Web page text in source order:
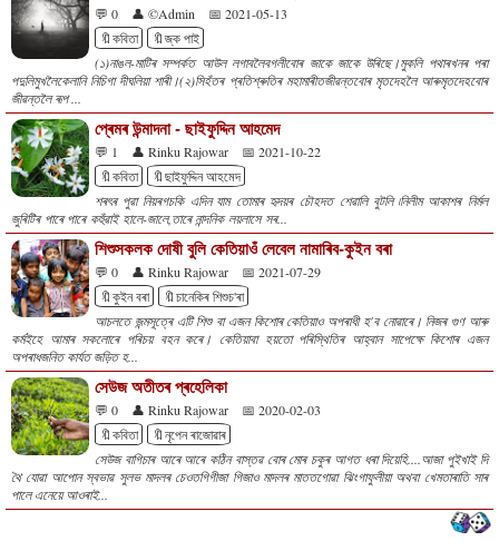
💬 0 👤 ©Admin
📅 2021-05-13
🔖কবিতা
🔖জ্ক পাই
(১)নাঙল-মাটিৰ সম্পৰ্কত আউল লগাবলৈবগলীবোৰ জাকে জাকে উৰিছে।মুকলি পথাৰখনৰ পৰা
পদুলিমুখলৈকেলানি নিচিগা দীঘলিয়া শাৰী।(২)সিহঁতৰ প্ৰতিশ্ৰুতিৰ মহামাৰীতজীৱন্তবোৰ মৃতদেহলৈ আৰুমৃতদেহবোৰ
জীৱন্তলৈ ৰূপ ...
প্ৰেমৰ উন্মাদনা - ছাইফুদ্দিন আহমেদ
💬 1 👤 Rinku Rajowar
📅 2021-10-22
🔖কবিতা
🔖ছাইফুদ্দিন আহমেদ
শৰৎৰ পুৱা নিয়ৰগচকি এদিন যাম তোমাৰ হৃদয়ৰ চৌহদত শেৱালি বুটলি ৷নিলীম আকাশৰ নিৰ্মল
জুৰিটিৰ পাৰে পাৰে কহুঁৱাই হালে-জালে,তাৰে নান্দনিক লয়লাসে সৰ...
শিশুসকলক দোষী বুলি কেতিয়াওঁ লেবেল নামাৰিব-কুইন বৰা
💬 0 👤 Rinku Rajowar
📅 2021-07-29
🔖কুইন বৰা
🔖চানেকিৰ শিশুচ'ৰা
আচলতে জন্মসূত্ৰে এটি শিশু বা এজন কিশোৰ কেতিয়াও অপৰাধী হ'ব নোৱাৰে। নিজৰ গুণ আৰু
কৰ্মইহে আমাৰ সকলোৰে পৰিচয় বহন কৰে। কেতিয়াবা হয়তো পৰিস্থিতিৰ আহ্বান সাপেক্ষে কিশোৰ এজন
অপৰাধজনিত কাৰ্যত জড়িত হ...
সেউজ অতীতৰ প্ৰহেলিকা
💬 0 👤 Rinku Rajowar
📅 2020-02-03
🔖কবিতা
🔖নৃপেন ৰাজোৱাৰ
সেউজ বাগিচাৰ আৰে আৰে কঠিন বাস্তৱ বোৰ মোৰ চকুৰ আগত ধৰা দিয়েহি....আজা পুইখাই দি
থৈ যোৱা আপোন স্বভাৱ সুলভ মাদলৰ চেওতগিগীজা গিজাও মাদলৰ মাততগোৱা ঝিংগাফুলীয়া অথবা খেমতাৰাতি সাৰ
পালে এনেয়ে আওৰাই...